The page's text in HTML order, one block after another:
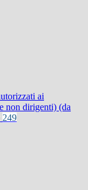
ai
non dirigenti) (da
249